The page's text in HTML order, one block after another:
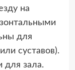
на
для
суставов).
для зала.